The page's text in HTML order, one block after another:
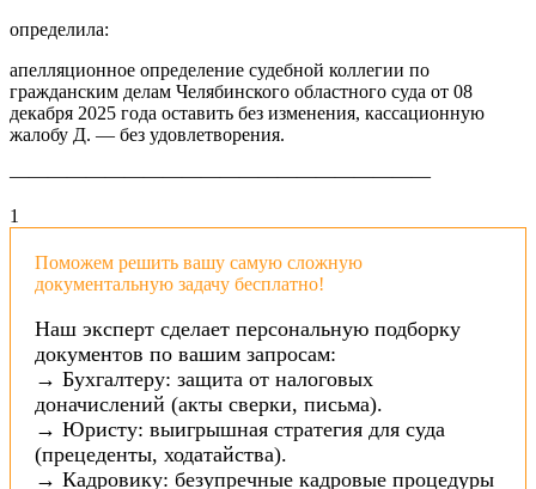
определила:
апелляционное определение судебной коллегии по
гражданским делам Челябинского областного суда от 08
декабря 2025 года оставить без изменения, кассационную
жалобу Д. — без удовлетворения.
——————————————————————
1
Поможем решить вашу самую сложную
документальную задачу бесплатно!
Наш эксперт сделает персональную подборку
документов по вашим запросам:
→ Бухгалтеру: защита от налоговых
доначислений (акты сверки, письма).
→ Юристу: выигрышная стратегия для суда
(прецеденты, ходатайства).
→ Кадровику: безупречные кадровые процедуры